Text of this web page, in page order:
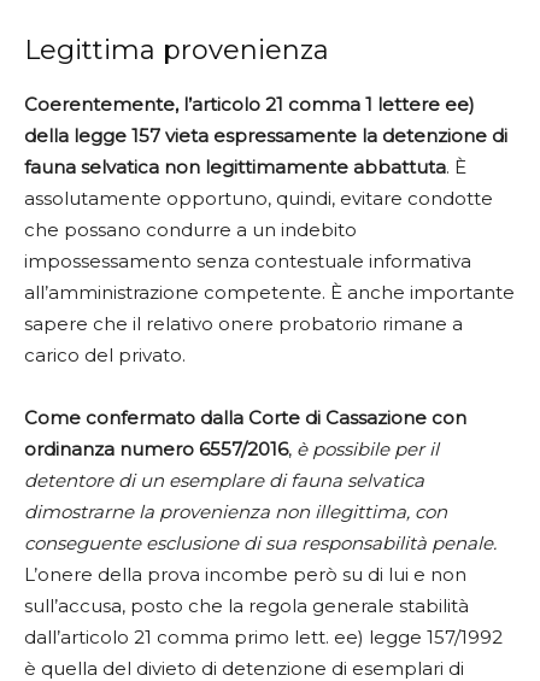
Legittima provenienza
Coerentemente, l’articolo 21 comma 1 lettere ee)
della legge 157 vieta espressamente la detenzione di
fauna selvatica non legittimamente abbattuta. È
assolutamente opportuno, quindi, evitare condotte
che possano condurre a un indebito
impossessamento senza contestuale informativa
all’amministrazione competente. È anche importante
sapere che il relativo onere probatorio rimane a
carico del privato.
Come confermato dalla Corte di Cassazione con
ordinanza numero 6557/2016, è possibile per il
detentore di un esemplare di fauna selvatica
dimostrarne la provenienza non illegittima, con
conseguente esclusione di sua responsabilità penale.
L’onere della prova incombe però su di lui e non
sull’accusa, posto che la regola generale stabilità
dall’articolo 21 comma primo lett. ee) legge 157/1992
è quella del divieto di detenzione di esemplari di